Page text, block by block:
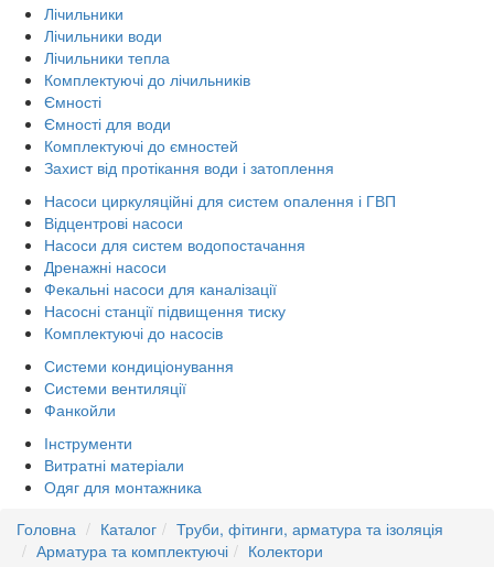
Лічильники
Лічильники води
Лічильники тепла
Комплектуючі до лічильників
Ємності
Ємності для води
Комплектуючі до ємностей
Захист від протікання води і затоплення
Насоси циркуляційні для систем опалення і ГВП
Відцентрові насоси
Насоси для систем водопостачання
Дренажні насоси
Фекальні насоси для каналізації
Насосні станції підвищення тиску
Комплектуючі до насосів
Системи кондиціонування
Системи вентиляції
Фанкойли
Інструменти
Витратні матеріали
Одяг для монтажника
Головна
Каталог
Труби, фітинги, арматура та ізоляція
Арматура та комплектуючі
Колектори